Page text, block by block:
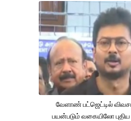
வேளாண் பட்ஜெட்டில்
பயன்படும் வகையிலோ புதிய